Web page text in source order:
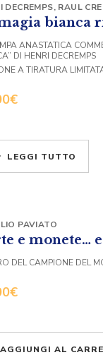
bianca
€
DECREMPS, RAUL
ANASTATICA
DI HENRI DECREMPS
A TIRATURA
LEGGI TUTTO
e monete…
€
PAVIATO
DEL CAMPIONE DEL
AGGIUNGI AL